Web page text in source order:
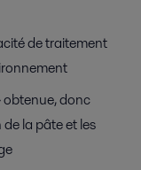
de traitement
obtenue, donc
la pâte et les